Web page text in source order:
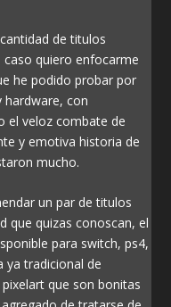
de titulos
quiero enfocarme
he podido probar por
hardware, con
el veloz combate de
y emotiva historia de
mucho.
un par de titulos
que quizas conoscan, el
para switch, ps4,
ya tradicional de
que son bonitas